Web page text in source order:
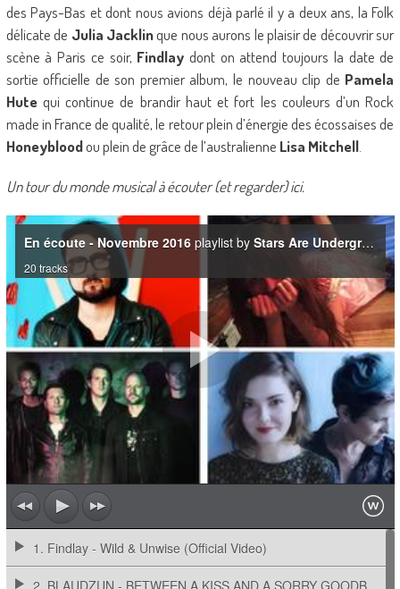
des Pays-Bas et dont nous avions déjà parlé il y a deux ans, la Folk
délicate de Julia Jacklinque nous aurons le plaisir de découvrir sur
scène à Paris ce soir, Findlay dont on attend toujours la date de
sortie officielle de son premier album, le nouveau clip de Pamela
Hutequi continue de brandir haut et fort les couleurs d’un Rock
made in France de qualité, le retour plein d’énergie des écossaises de
Honeybloodou plein de grâce de l’australienne Lisa Mitchell.
Un tour du monde musical à écouter (et regarder) ici.